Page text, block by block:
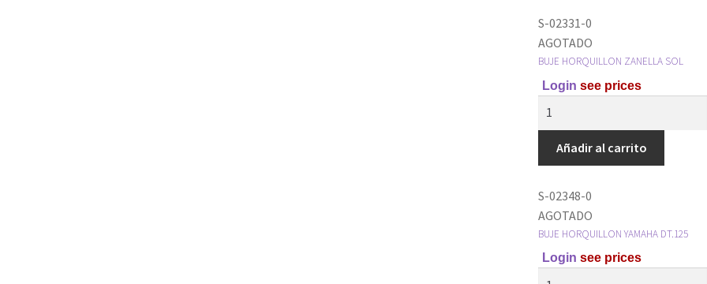
S-02331-0
AGOTADO
BUJE HORQUILLON ZANELLA SOL
Login see prices
Añadir al carrito
S-02348-0
AGOTADO
BUJE HORQUILLON YAMAHA DT.125
Login see prices